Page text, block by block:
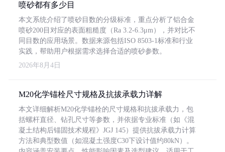
喷砂都有多少目
本文系统介绍了喷砂目数的分级标准，重点分析了铝合金
喷砂200目对应的表面粗糙度（Ra 3.2-6.3μm），并对比不
同目数的应用场景。数据来源包括ISO 8503-1标准和行业
实践，帮助用户根据需求选择合适的喷砂参数。
2026年8月4日
M20化学锚栓尺寸规格及抗拔承载力详解
本文详细解析M20化学锚栓的尺寸规格和抗拔承载力，包
括螺杆直径、钻孔尺寸等参数，并依据专业标准（如《混
凝土结构后锚固技术规程》JGJ 145）提供抗拔承载力计算
方法和典型数值（如混凝土强度C30下设计值约80kN）。